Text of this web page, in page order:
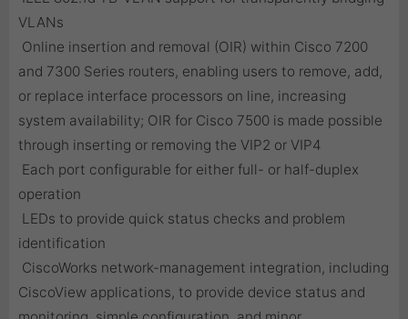
VLANs
 Online insertion and removal (OIR) within Cisco 7200
and 7300 Series routers, enabling users to remove, add,
or replace interface processors on line, increasing
system availability; OIR for Cisco 7500 is made possible
through inserting or removing the VIP2 or VIP4
 Each port configurable for either full- or half-duplex
operation
 LEDs to provide quick status checks and problem
identification
 CiscoWorks network-management integration, including
CiscoView applications, to provide device status and